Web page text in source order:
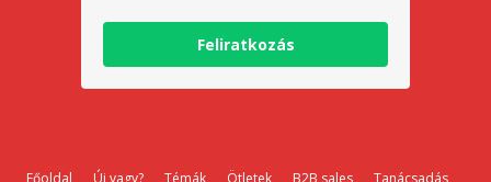
Feliratkozás
Főoldal Új vagy? Témák Ötletek B2B sales Tanácsadás